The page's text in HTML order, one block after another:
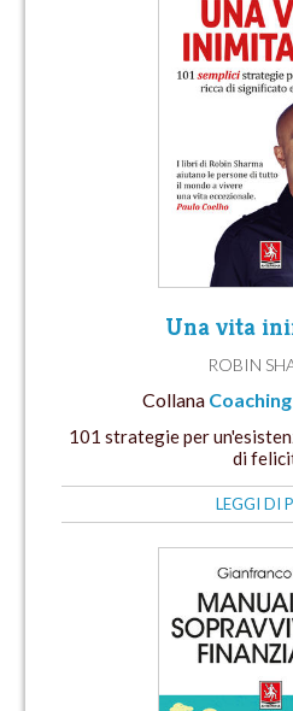
Una vita
ROBIN
Collana
101 strategie per
di
LEGGI DI